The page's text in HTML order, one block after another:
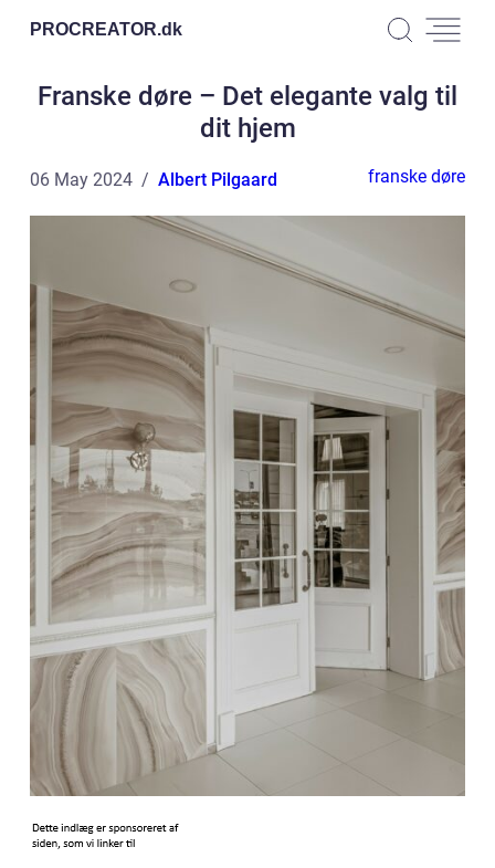
PROCREATOR.dk
Franske døre – Det elegante valg til
dit hjem
06 May 2024 Albert Pilgaard franske døre